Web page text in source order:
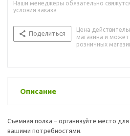
Наши менеджеры обязательно
условия заказа
Поделиться
Цена
магазина и может
розничных
Описание
Съемная полка – организуйте место
вашими потребностями.